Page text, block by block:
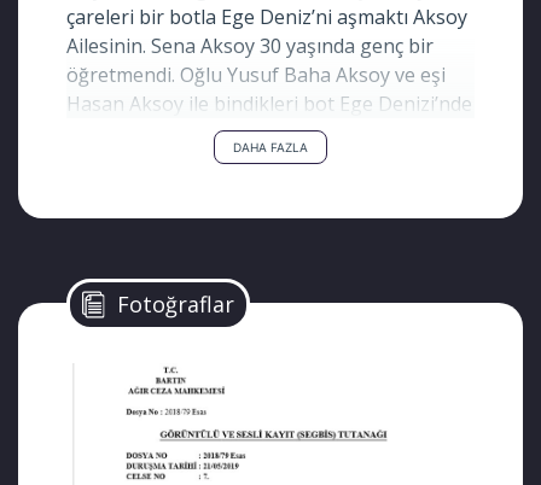
çareleri bir botla Ege Deniz’ni aşmaktı Aksoy
Ailesinin. Sena Aksoy 30 yaşında genç bir
öğretmendi. Oğlu Yusuf Baha Aksoy ve eşi
Hasan Aksoy ile bindikleri bot Ege Denizi’nde
alabora oldu. Genç anne ve oğlu özgürlük
için çıktıkları bu yolda Ege’nin soğuk
kurtarıldı fakat eşinin ve çocuğunun
gönderildi.
EGE’DE BİR UMUT YOLCULUĞU…
28 Temmuz 2018 tarihinde Ege’de üçü bebek
olmak üzere 7 kişi bindikleri botun alabora
olması nedeniyle hayatını kaybetti.
Türkiye’deki zulümden kurtulmak için bota
DAHA FAZLA
Fotoğraflar